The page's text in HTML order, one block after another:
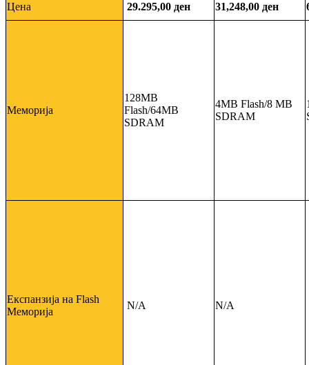
Цена 29.295,00 ден 31,248,00 ден
Меморија
128MB
Flash/64MB
SDRAM
4MB Flash/8 MB
SDRAM
Експанзија на Flash
Меморија
N/A N/A